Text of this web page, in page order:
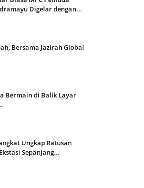
Digelar dengan...
Bersama Jazirah Global
Bermain di Balik Layar
Ungkap Ratusan
Sepanjang...